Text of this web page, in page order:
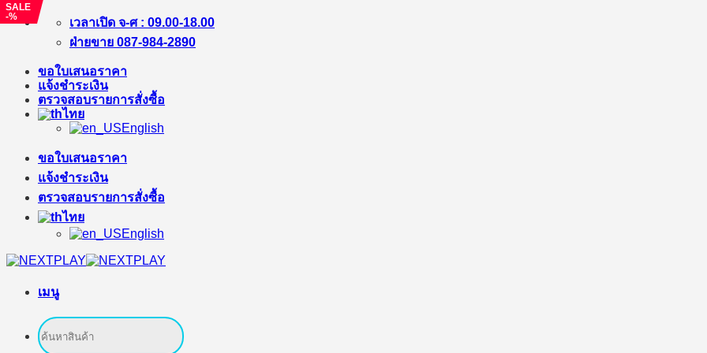
ข้าม
เนื้อหา
เวลาเปิด จ-ศ : 09.00-18.00
ฝ่ายขาย 087-984-2890
ขอใบเสนอราคา
แจ้งชำระเงิน
ตรวจสอบรายการสั่งซื้อ
ไทย
English
ขอใบเสนอราคา
แจ้งชำระเงิน
ตรวจสอบรายการสั่งซื้อ
ไทย
English
เมนู
ค้นหา:
SALE
-%